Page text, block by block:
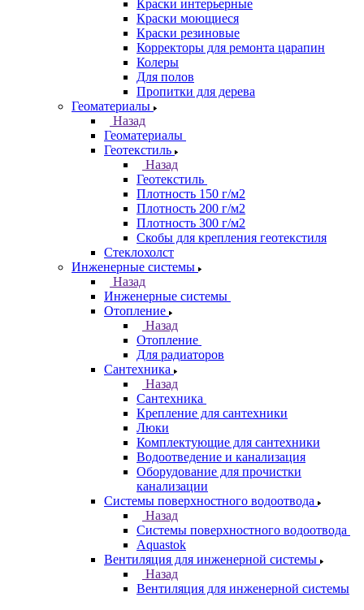
Краски интерьерные
Краски моющиеся
Краски резиновые
Корректоры для ремонта царапин
Колеры
Для полов
Пропитки для дерева
Геоматериалы
Назад
Геоматериалы
Геотекстиль
Назад
Геотекстиль
Плотность 150 г/м2
Плотность 200 г/м2
Плотность 300 г/м2
Скобы для крепления геотекстиля
Стеклохолст
Инженерные системы
Назад
Инженерные системы
Отопление
Назад
Отопление
Для радиаторов
Сантехника
Назад
Сантехника
Крепление для сантехники
Люки
Комплектующие для сантехники
Водоотведение и канализация
Оборудование для прочистки
канализации
Системы поверхностного водоотвода
Назад
Системы поверхностного водоотвода
Aquastok
Вентиляция для инженерной системы
Назад
Вентиляция для инженерной системы